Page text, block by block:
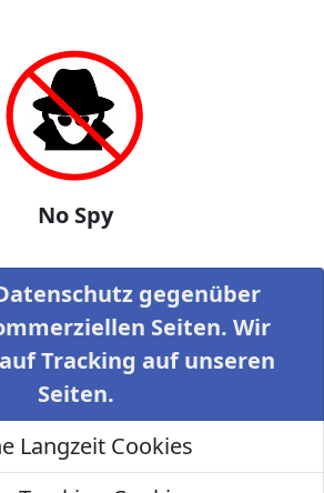
No Spy
gegenüber
Seiten. Wir
Tracking auf unseren
Seiten.
Langzeit Cookies